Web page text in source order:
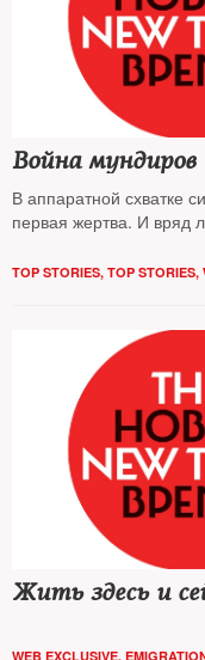
Война мундиров
В аппаратной схватке
первая жертва. И вряд
TOP STORIES, TOP STORIES,
Жить здесь и
WEB EXCLUSIVE,